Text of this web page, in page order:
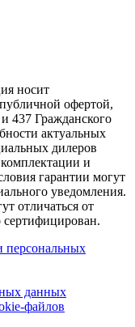
носит
офертой,
437 Гражданского
актуальных
дилеров
и
гарантии могут
уведомления.
отличаться от
сертифицирован.
персональных
данных
файлов